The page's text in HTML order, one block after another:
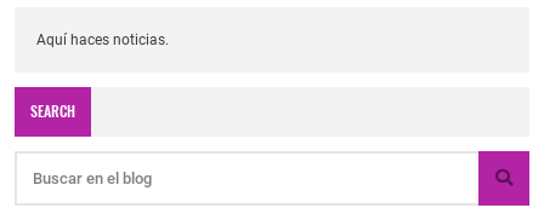
Aquí haces noticias.
SEARCH